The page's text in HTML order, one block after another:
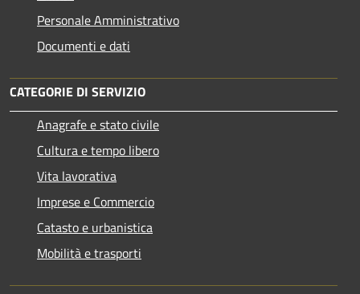
Personale Amministrativo
Documenti e dati
CATEGORIE DI SERVIZIO
Anagrafe e stato civile
Cultura e tempo libero
Vita lavorativa
Imprese e Commercio
Catasto e urbanistica
Mobilità e trasporti